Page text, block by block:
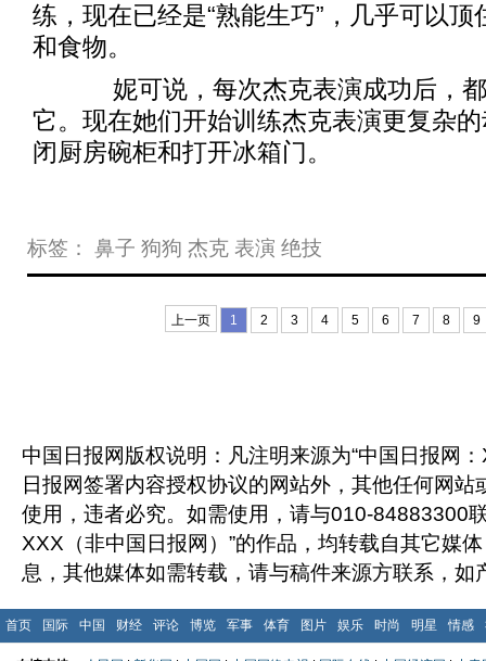
练，现在已经是“熟能生巧”，几乎可以
和食物。
妮可说，每次杰克表演成功后，都
它。现在她们开始训练杰克表演更复杂
闭厨房碗柜和打开冰箱门。
标签： 鼻子 狗狗 杰克 表演 绝技
上一页 1 2 3 4 5 6 7 8 9
中国日报网版权说明：凡注明来源为“中国日报网
日报网签署内容授权协议的网站外，其他任何网
使用，违者必究。如需使用，请与010-84883300
XXX（非中国日报网）”的作品，均转载自其它媒
息，其他媒体如需转载，请与稿件来源方联系，如
首页 国际 中国 财经 评论 博览 军事 体育 图片 娱乐 时尚 明星 情感